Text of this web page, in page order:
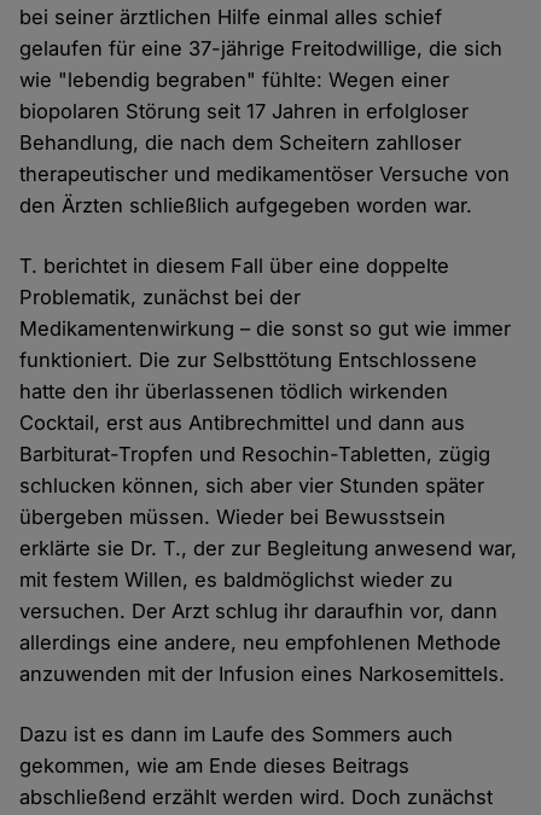
bei seiner ärztlichen Hilfe einmal alles schief
gelaufen für eine 37-jährige Freitodwillige, die sich
wie "lebendig begraben" fühlte: Wegen einer
biopolaren Störung seit 17 Jahren in erfolgloser
Behandlung, die nach dem Scheitern zahlloser
therapeutischer und medikamentöser Versuche von
den Ärzten schließlich aufgegeben worden war.
T. berichtet in diesem Fall über eine doppelte
Problematik, zunächst bei der
Medikamentenwirkung – die sonst so gut wie immer
funktioniert. Die zur Selbsttötung Entschlossene
hatte den ihr überlassenen tödlich wirkenden
Cocktail, erst aus Antibrechmittel und dann aus
Barbiturat-Tropfen und Resochin-Tabletten, zügig
schlucken können, sich aber vier Stunden später
übergeben müssen. Wieder bei Bewusstsein
erklärte sie Dr. T., der zur Begleitung anwesend war,
mit festem Willen, es baldmöglichst wieder zu
versuchen. Der Arzt schlug ihr daraufhin vor, dann
allerdings eine andere, neu empfohlenen Methode
anzuwenden mit der Infusion eines Narkosemittels.
Dazu ist es dann im Laufe des Sommers auch
gekommen, wie am Ende dieses Beitrags
abschließend erzählt werden wird. Doch zunächst